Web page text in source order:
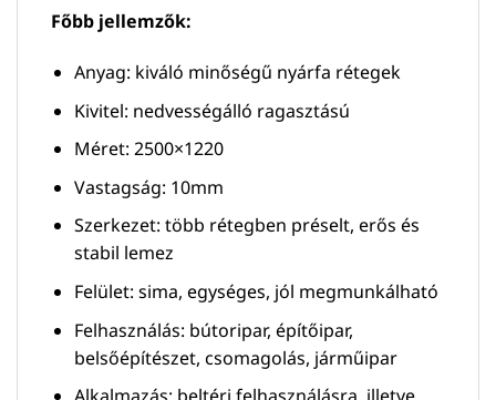
Főbb jellemzők:
Anyag: kiváló minőségű nyárfa rétegek
Kivitel: nedvességálló ragasztású
Méret: 2500×1220
Vastagság: 10mm
Szerkezet: több rétegben préselt, erős és
stabil lemez
Felület: sima, egységes, jól megmunkálható
Felhasználás: bútoripar, építőipar,
belsőépítészet, csomagolás, járműipar